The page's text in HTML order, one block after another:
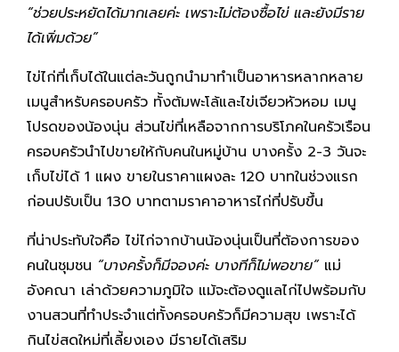
“ช่วยประหยัดได้มากเลยค่ะ เพราะไม่ต้องซื้อไข่ และยังมีราย
ได้เพิ่มด้วย”
ไข่ไก่ที่เก็บได้ในแต่ละวันถูกนำมาทำเป็นอาหารหลากหลาย
เมนูสำหรับครอบครัว ทั้งต้มพะโล้และไข่เจียวหัวหอม เมนู
โปรดของน้องนุ่น ส่วนไข่ที่เหลือจากการบริโภคในครัวเรือน
ครอบครัวนำไปขายให้กับคนในหมู่บ้าน บางครั้ง 2-3 วันจะ
เก็บไข่ได้ 1 แผง ขายในราคาแผงละ 120 บาทในช่วงแรก
ก่อนปรับเป็น 130 บาทตามราคาอาหารไก่ที่ปรับขึ้น
ที่น่าประทับใจคือ ไข่ไก่จากบ้านน้องนุ่นเป็นที่ต้องการของ
คนในชุมชน “บางครั้งก็มีจองค่ะ บางทีก็ไม่พอขาย”แม่
อังคณา เล่าด้วยความภูมิใจ แม้จะต้องดูแลไก่ไปพร้อมกับ
งานสวนที่ทำประจำแต่ทั้งครอบครัวก็มีความสุข เพราะได้
กินไข่สดใหม่ที่เลี้ยงเอง มีรายได้เสริม